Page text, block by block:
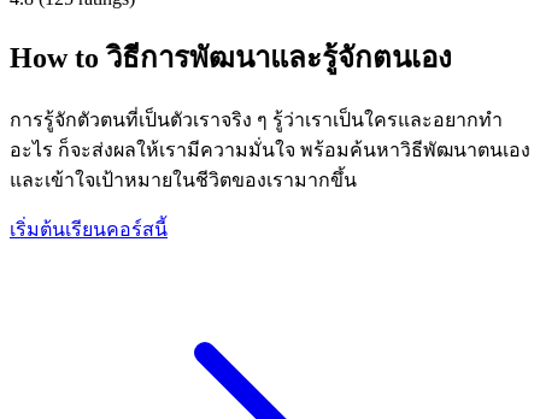
How to วิธีการพัฒนาและรู้จักตนเอง
การรู้จักตัวตนที่เป็นตัวเราจริง ๆ รู้ว่าเราเป็นใครและอยากทำ
อะไร ก็จะส่งผลให้เรามีความมั่นใจ พร้อมค้นหาวิธีพัฒนาตนเอง
และเข้าใจเป้าหมายในชีวิตของเรามากขึ้น
เริ่มต้นเรียนคอร์สนี้